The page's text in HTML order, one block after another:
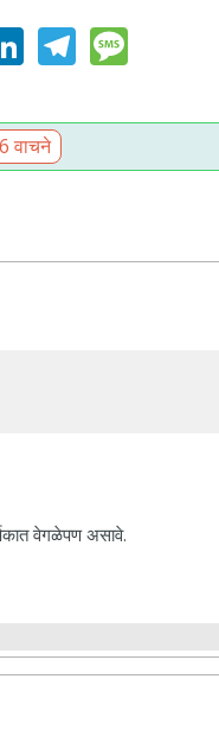
LinkedIn
Telegram
वाचने
वेगळेपण असावे.